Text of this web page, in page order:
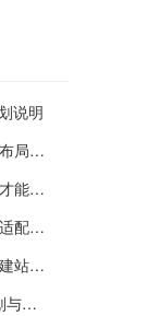
说明
思路
效率
息源
问题
分享